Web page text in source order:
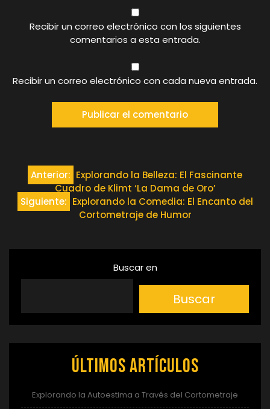
Recibir un correo electrónico con los siguientes
comentarios a esta entrada.
Recibir un correo electrónico con cada nueva entrada.
Navegación
de
Anterior: Explorando la Belleza: El Fascinante
Cuadro de Klimt ‘La Dama de Oro’
Siguiente: Explorando la Comedia: El Encanto del
Cortometraje de Humor
Buscar en
Buscar
Últimos artículos
Explorando la Autoestima a Través del Cortometraje